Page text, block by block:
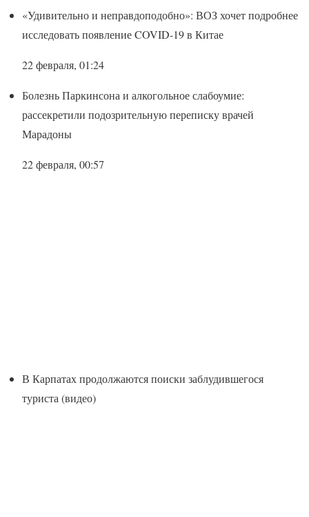
«Удивительно и неправдоподобно»: ВОЗ хочет подробнее
исследовать появление COVID-19 в Китае
22 февраля, 01:24
Болезнь Паркинсона и алкогольное слабоумие:
рассекретили подозрительную переписку врачей
Марадоны
22 февраля, 00:57
В Карпатах продолжаются поиски заблудившегося
туриста (видео)